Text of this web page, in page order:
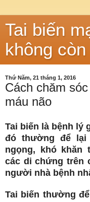
Tai biến
không
Thứ Năm, 21 tháng 1, 2016
Cách chăm
máu não
Tai biến là bệnh lý
đó thường để
ngọng, khó khăn
các di chứng trên
người nhà bệnh
Tai biến thường